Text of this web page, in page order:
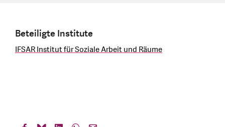
Beteiligte Institute
IFSAR Institut für Soziale Arbeit und Räume